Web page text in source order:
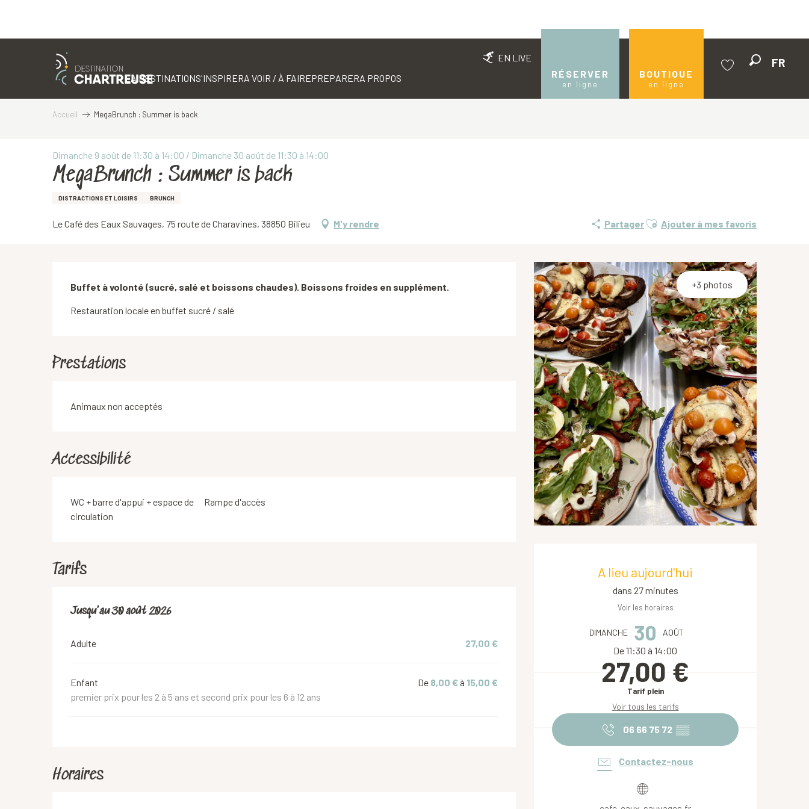
EN LIVE
RÉSERVER
en ligne
BOUTIQUE
en ligne
FR
LA DESTINATIONS'INSPIRERA VOIR / À FAIREPREPARERA PROPOS
Accueil MegaBrunch : Summer is back
Dimanche 9 août de 11:30 à 14:00 / Dimanche 30 août de 11:30 à 14:00
MegaBrunch : Summer is back
DISTRACTIONS ET LOISIRS BRUNCH
Le Café des Eaux Sauvages, 75 route de Charavines, 38850 Bilieu M'y rendre PartagerAjouter aux favoris
Ajouter à mes favoris
+3 photos
Ouverture et coordonnées
A lieu aujourd'hui
dans 27 minutes
Voir les horaires
DIMANCHE 30 AOÛT
De 11:30 à 14:00
27,00 €
Tarif plein
Voir tous les tarifs
06 66 75 72 ▒▒
Contactez-nous
Description
Buffet à volonté (sucré, salé et boissons chaudes). Boissons froides en supplément.
Restauration locale en buffet sucré / salé
Prestations
Animaux non acceptés
Accessibilité
WC + barre d'appui + espace de
circulation
Rampe d'accès
Tarifs
Du12 juillet 2026au30 août 2026
Jusqu'au30 août 2026
Adulte 27,00 €
Enfant
premier prix pour les 2 à 5 ans et second prix pour les 6 à 12 ans
De 8,00 € à 15,00 €
Horaires